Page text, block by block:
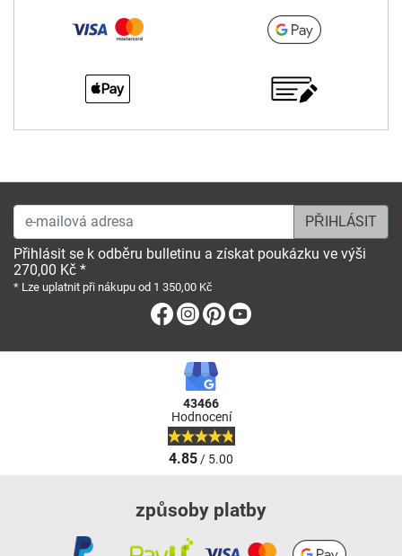
e-mailová adresa
Přihlásit se k odběru bulletinu a získat poukázku ve výši
270,00 Kč *
* Lze uplatnit při nákupu od 1 350,00 Kč
Facebook
Instagram
Pinterest
43466
Hodnocení
4.85/ 5.00
způsoby platby